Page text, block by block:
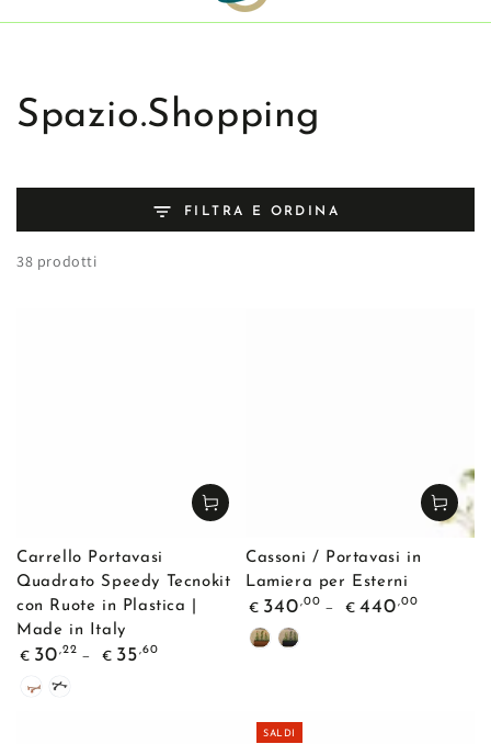
Spedizione gratuita su tutti i prodotti!
Collezione:
Spazio.Shopping
FILTRA E ORDINA
38 prodotti
Carrello Portavasi
Quadrato Speedy Tecnokit
con Ruote in Plastica |
Made in Italy
Prezzo
€ 30,22
€ 35,60
Cotto
Cassoni / Portavasi in
Lamiera per Esterni
Prezzo
regolare
€ 340,00
€ 440,00
CortenNero
SALDI